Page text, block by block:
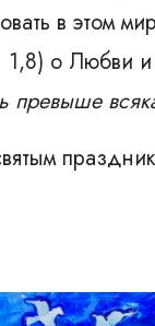
в этом
о Любви и
превыше